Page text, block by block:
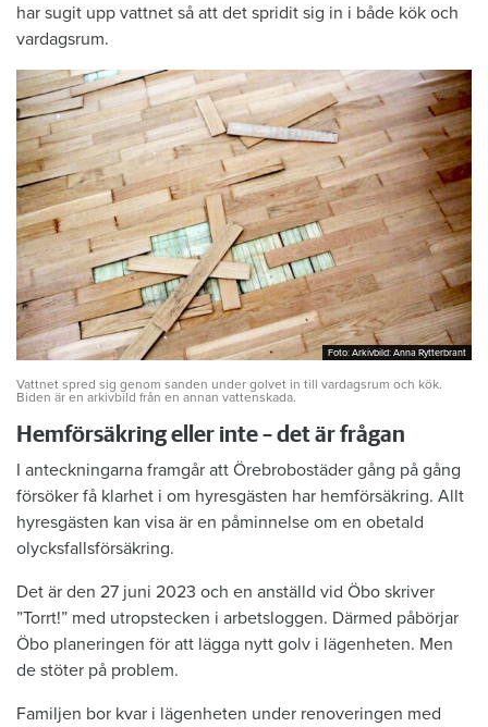
har sugit upp vattnet så att det spridit sig in i både kök och
vardagsrum.
Foto: Arkivbild: Anna Rytterbrant
Foto: Arkivbild: Anna Rytterbrant
Vattnet spred sig genom sanden under golvet in till vardagsrum och kök.
Biden är en arkivbild från en annan vattenskada.
Hemförsäkring eller inte – det är frågan
I anteckningarna framgår att Örebrobostäder gång på gång
försöker få klarhet i om hyresgästen har hemförsäkring. Allt
hyresgästen kan visa är en påminnelse om en obetald
olycksfallsförsäkring.
Det är den 27 juni 2023 och en anställd vid Öbo skriver
”Torrt!” med utropstecken i arbetsloggen. Därmed påbörjar
Öbo planeringen för att lägga nytt golv i lägenheten. Men
de stöter på problem.
Familjen bor kvar i lägenheten under renoveringen med